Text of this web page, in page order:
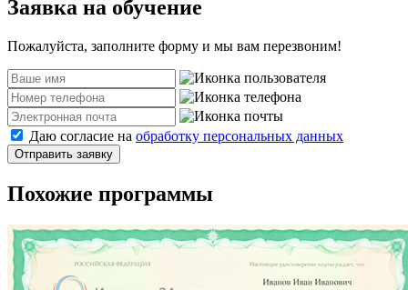
Заявка на обучение
Пожалуйста, заполните форму и мы вам перезвоним!
Даю согласие на обработку персональных данных
Отправить заявку
Похожие программы